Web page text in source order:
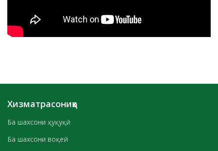
Хизматрасониҳо
Ба шахсони ҳуқуқӣ
Ба шахсони воқеӣ